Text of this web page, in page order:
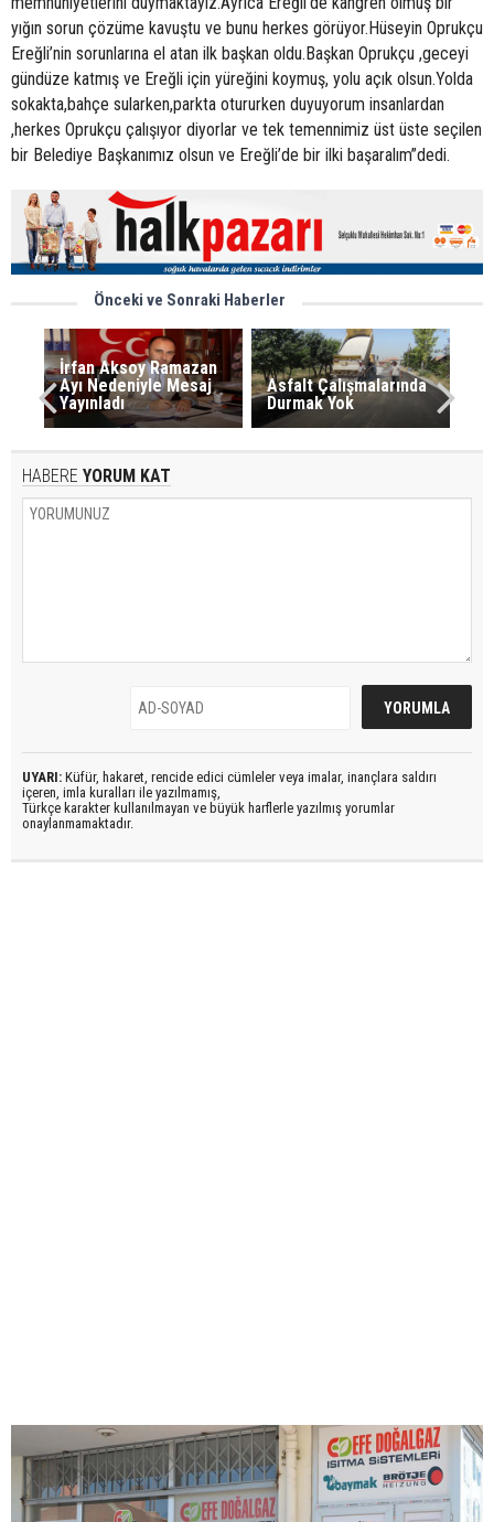
yığın sorun çözüme kavuştu ve bunu herkes görüyor.Hüseyin Oprukçu
Ereğli’nin sorunlarına el atan ilk başkan oldu.Başkan Oprukçu ,geceyi
gündüze katmış ve Ereğli için yüreğini koymuş, yolu açık olsun.Yolda
sokakta,bahçe sularken,parkta otururken duyuyorum insanlardan
,herkes Oprukçu çalışıyor diyorlar ve tek temennimiz üst üste seçilen
bir Belediye Başkanımız olsun ve Ereğli’de bir ilki başaralım”dedi.
Önceki ve Sonraki Haberler
İrfan Aksoy Ramazan
Ayı Nedeniyle Mesaj
Yayınladı
Asfalt Çalışmalarında
Durmak Yok
HABERE YORUM KAT
UYARI: Küfür, hakaret, rencide edici cümleler veya imalar, inançlara saldırı
içeren, imla kuralları ile yazılmamış,
Türkçe karakter kullanılmayan ve büyük harflerle yazılmış yorumlar
onaylanmamaktadır.